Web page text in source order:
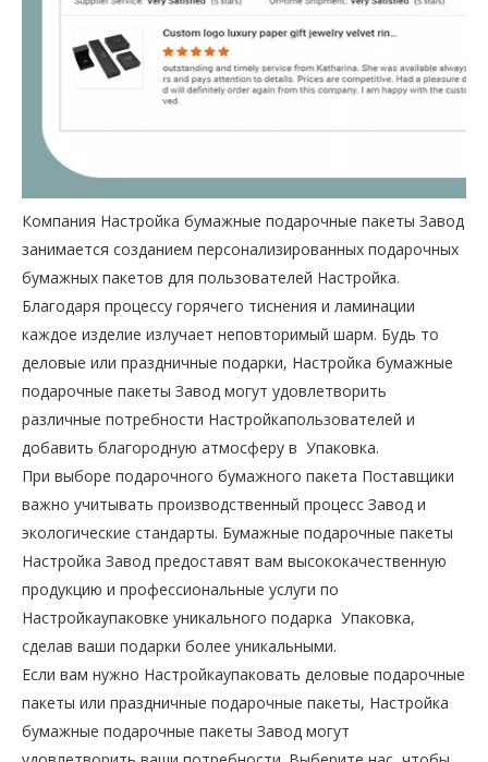
Компания Настройка бумажные подарочные пакеты Завод
занимается созданием персонализированных подарочных
бумажных пакетов для пользователей Настройка.
Благодаря процессу горячего тиснения и ламинации
каждое изделие излучает неповторимый шарм. Будь то
деловые или праздничные подарки, Настройка бумажные
подарочные пакеты Завод могут удовлетворить
различные потребности Настройкапользователей и
добавить благородную атмосферу в Упаковка.
При выборе подарочного бумажного пакета Поставщики
важно учитывать производственный процесс Завод и
экологические стандарты. Бумажные подарочные пакеты
Настройка Завод предоставят вам высококачественную
продукцию и профессиональные услуги по
Настройкаупаковке уникального подарка Упаковка,
сделав ваши подарки более уникальными.
Если вам нужно Настройкаупаковать деловые подарочные
пакеты или праздничные подарочные пакеты, Настройка
бумажные подарочные пакеты Завод могут